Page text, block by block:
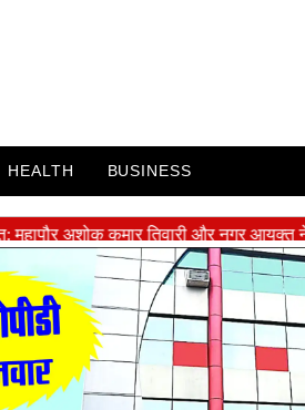
HEALTH BUSINESS